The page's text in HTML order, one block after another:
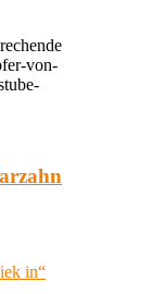
von-
in“